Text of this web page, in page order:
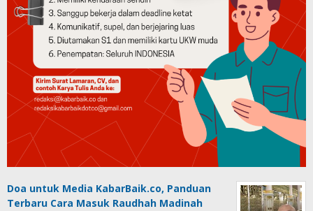
Doa untuk Media KabarBaik.co, Panduan
Terbaru Cara Masuk Raudhah Madinah